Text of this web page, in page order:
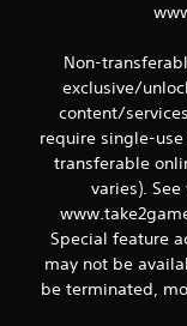
Non-
exclusive/
content/
require single-
transferable
varies).
Special feature
may not be
be terminated,